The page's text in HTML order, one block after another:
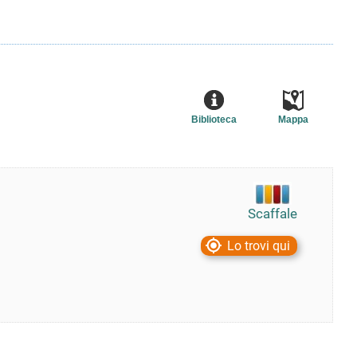
Mappa
Biblioteca
Scaffale
Lo trovi qui